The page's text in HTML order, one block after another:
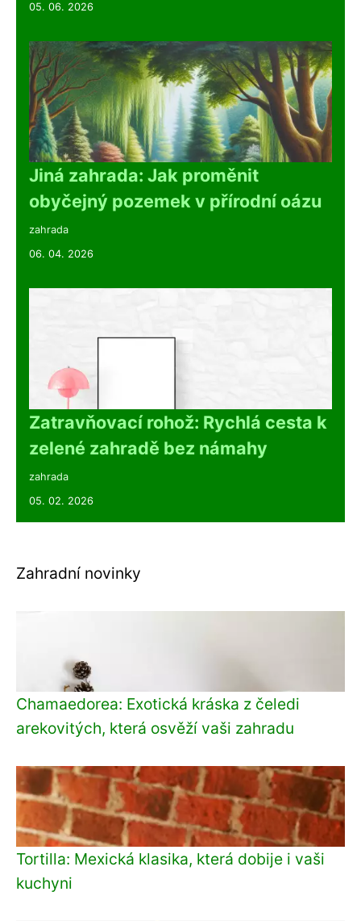
05. 06. 2026
Jiná zahrada: Jak proměnit
obyčejný pozemek v přírodní oázu
zahrada
06. 04. 2026
Zatravňovací rohož: Rychlá cesta k
zelené zahradě bez námahy
zahrada
05. 02. 2026
Zahradní novinky
Chamaedorea: Exotická kráska z čeledi
arekovitých, která osvěží vaši zahradu
Tortilla: Mexická klasika, která dobije i vaši
kuchyni